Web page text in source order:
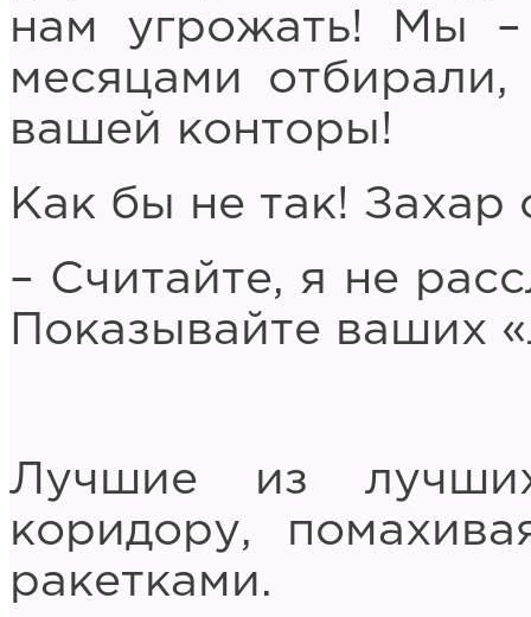
нам угрожать! Мы
месяцами
вашей конторы!
Как бы не так!
– Считайте, я не
Показывайте ваших
Лучшие из
коридору,
ракетками.